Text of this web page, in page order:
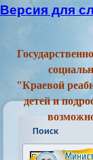
Версия для
"Краевой
детей и
Поиск